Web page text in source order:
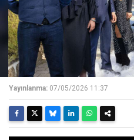
Yayınlanma: 07/05/2026 11:37